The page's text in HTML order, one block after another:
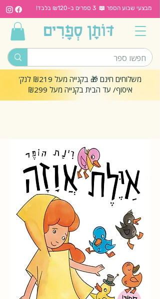
מבצעי שבוע הספר 📖 3 ספרים ב-₪120 בלבד!
משלוחים חינם 🎁 בקנייה מעל ₪219 לנק'
איסוף/ עד הבית בקנייה מעל ₪299